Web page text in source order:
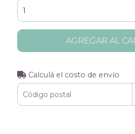
AGREGAR AL
Calculá el costo de envío